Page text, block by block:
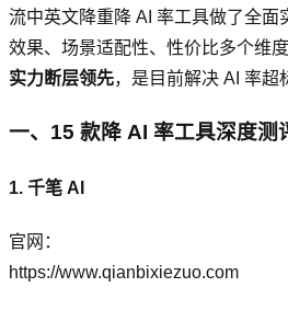
流中英文降重降 AI 率工具做了全面
效果、场景适配性、性价比多个维度
实力断层领先，是目前解决 AI 率超
一、15 款降 AI 率工具深度测
1. 千笔 AI
官网：
https://www.qianbixiezuo.com